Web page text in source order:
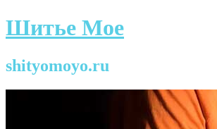
Шитье Мое
shityomoyo.ru